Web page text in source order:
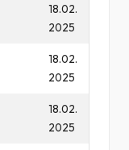
18.02.
2025
18.02.
2025
18.02.
2025